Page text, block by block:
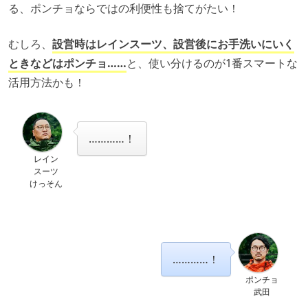
る、ポンチョならではの利便性も捨てがたい！
むしろ、 設営時はレインスーツ、設営後にお手洗いにいく
ときなどはポンチョ……と、使い分けるのが1番スマートな
活用方法かも！
レイン
スーツ
けっそん
…………！
ポンチョ
武田
…………！